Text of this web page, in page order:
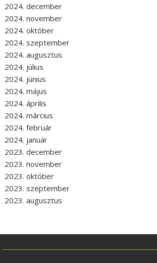
2024. december
2024. november
2024. október
2024. szeptember
2024. augusztus
2024. július
2024. június
2024. május
2024. április
2024. március
2024. február
2024. január
2023. december
2023. november
2023. október
2023. szeptember
2023. augusztus